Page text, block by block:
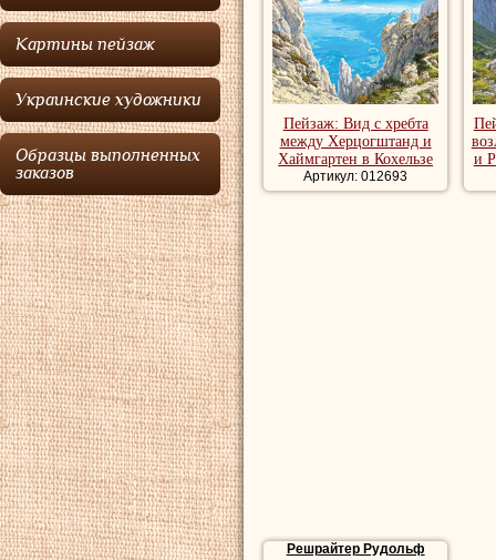
Картины пейзаж
Украинские художники
Образцы выполненных
заказов
природы. В 1903
географ
к ледникам
Купить
репродукции
художника,
Пейзаж: Вид с хребта
между Херцогштанд и
Хаймгартен в Кохельзе
Артикул: 012693
и
Решрайтер Рудольф